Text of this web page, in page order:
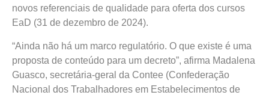
novos referenciais de qualidade para oferta dos cursos
EaD (31 de dezembro de 2024).
“Ainda não há um marco regulatório. O que existe é uma
proposta de conteúdo para um decreto”, afirma Madalena
Guasco, secretária-geral da Contee (Confederação
Nacional dos Trabalhadores em Estabelecimentos de